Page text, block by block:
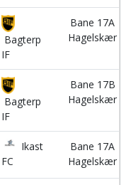
Bagterp
IF
Bane 17A
Hagelskær
Bagterp
IF
Bane 17B
Hagelskær
Ikast
FC
Bane 17A
Hagelskær